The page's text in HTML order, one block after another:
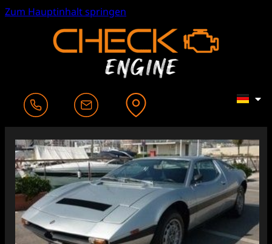
Zum Hauptinhalt springen